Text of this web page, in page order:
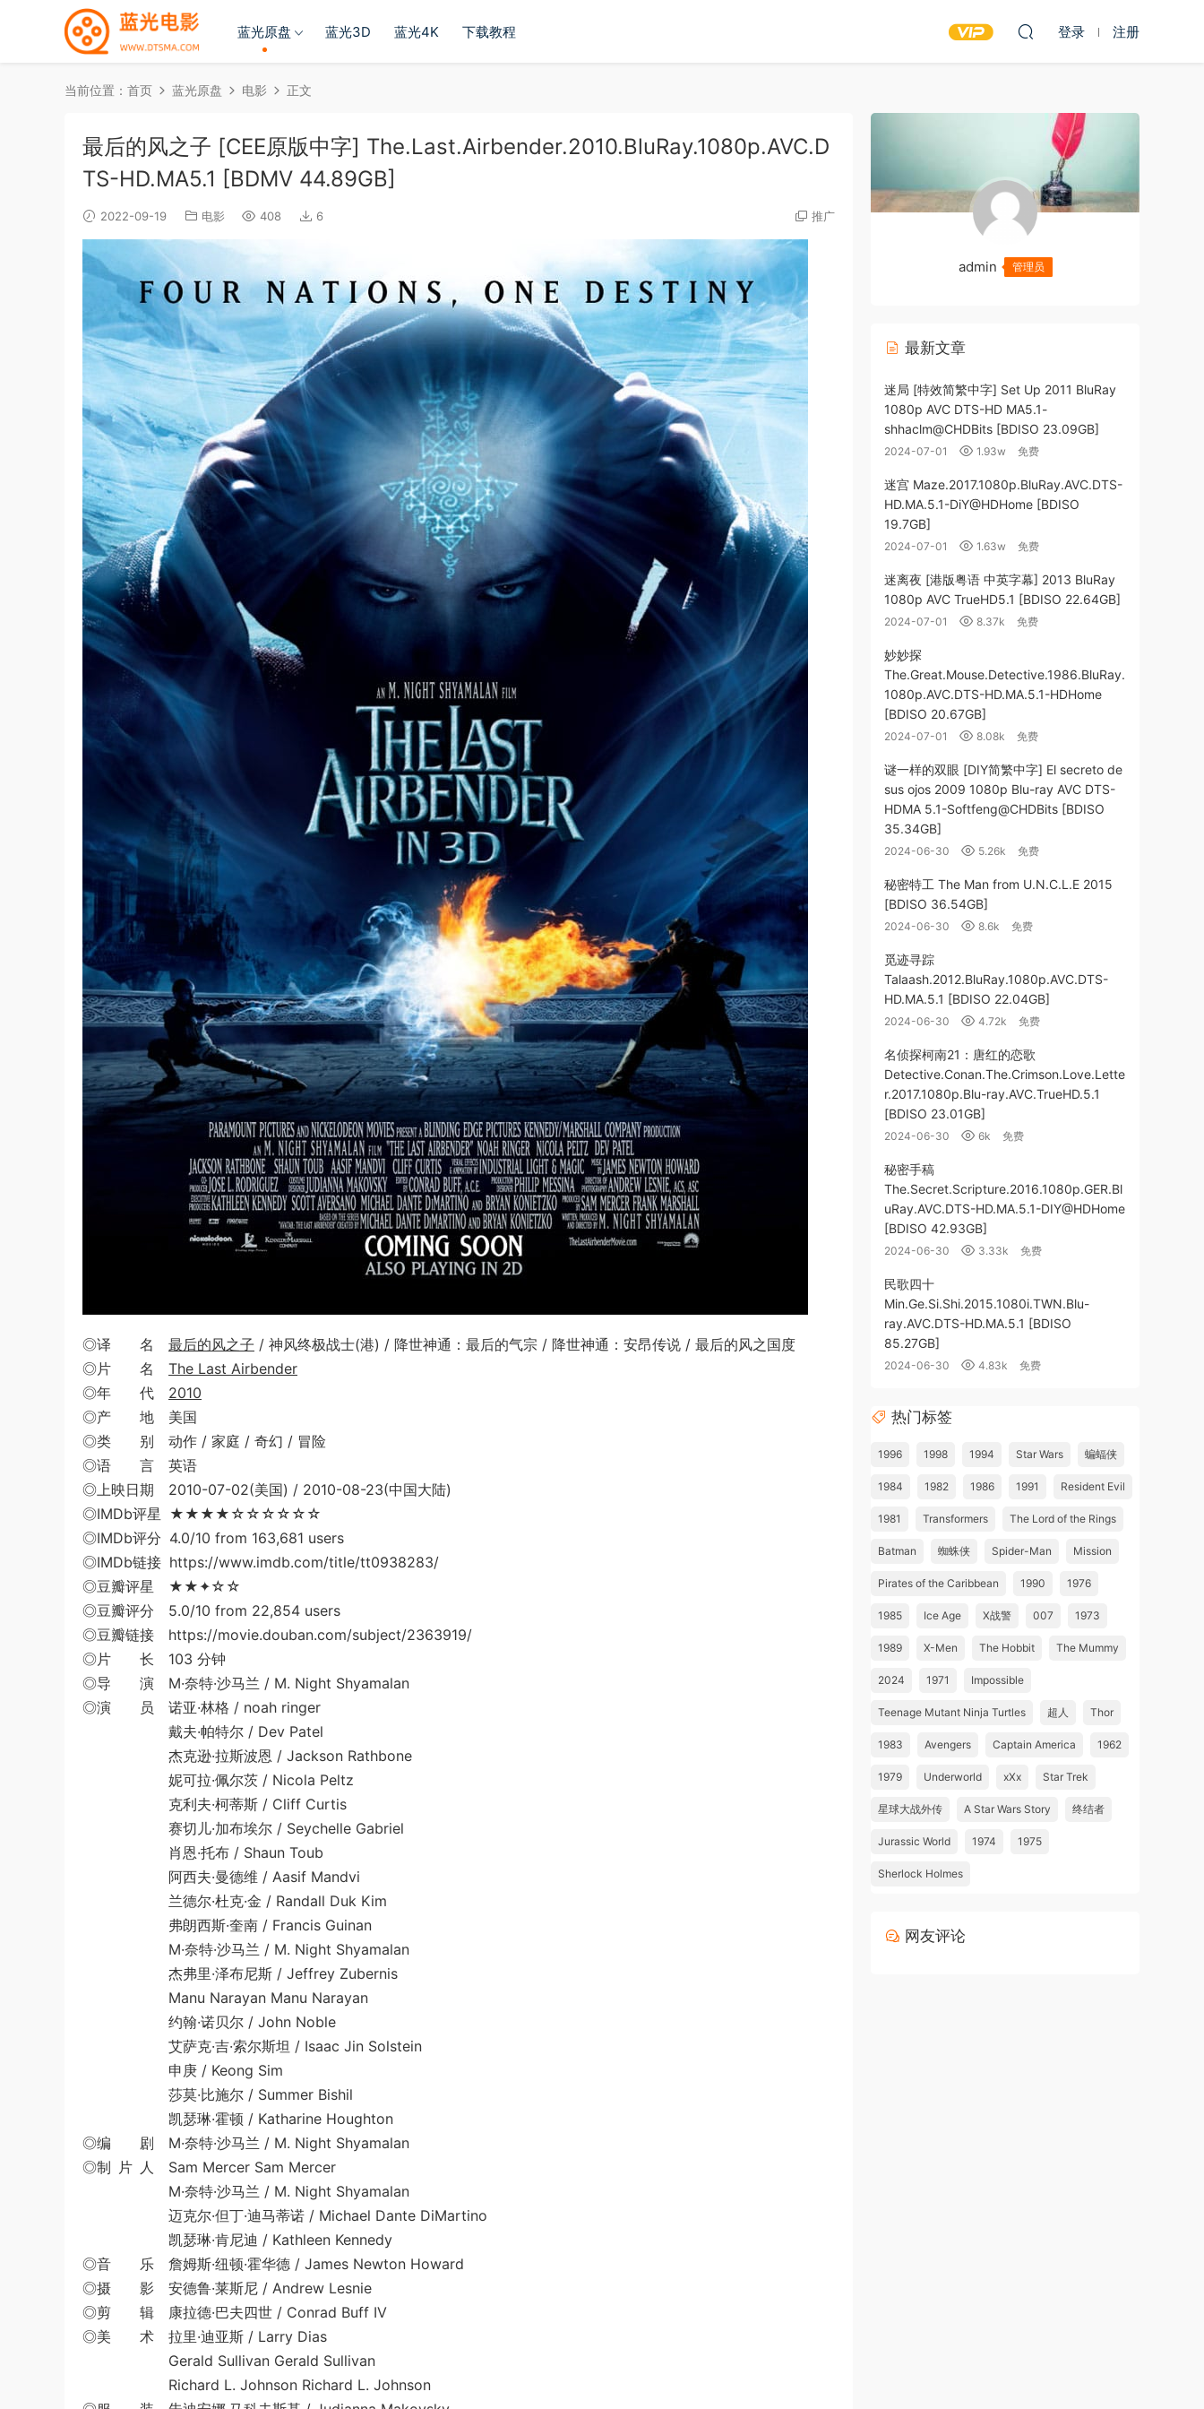
蓝光原盘 蓝光3D 蓝光4K 下载教程 登录 注册
当前位置： 首页 蓝光原盘 电影 正文
最后的风之子 [CEE原版中字] The.Last.Airbender.2010.BluRay.1080p.AVC.D
TS-HD.MA5.1 [BDMV 44.89GB]
2022-09-19 电影 408 6 推广
◎译 名 最后的风之子 / 神风终极战士(港) / 降世神通：最后的气宗 / 降世神通：安昂传说 / 最后的风之国度
◎片 名 The Last Airbender
◎年 代 2010
◎产 地 美国
◎类 别 动作 / 家庭 / 奇幻 / 冒险
◎语 言 英语
◎上映日期 2010-07-02(美国) / 2010-08-23(中国大陆)
◎IMDb评星 ★★★★☆☆☆☆☆☆
◎IMDb评分 4.0/10 from 163,681 users
◎IMDb链接 https://www.imdb.com/title/tt0938283/
◎豆瓣评星 ★★✦☆☆
◎豆瓣评分 5.0/10 from 22,854 users
◎豆瓣链接 https://movie.douban.com/subject/2363919/
◎片 长 103 分钟
◎导 演 M·奈特·沙马兰 / M. Night Shyamalan
◎演 员 诺亚·林格 / noah ringer
戴夫·帕特尔 / Dev Patel
杰克逊·拉斯波恩 / Jackson Rathbone
妮可拉·佩尔茨 / Nicola Peltz
克利夫·柯蒂斯 / Cliff Curtis
赛切儿·加布埃尔 / Seychelle Gabriel
肖恩·托布 / Shaun Toub
阿西夫·曼德维 / Aasif Mandvi
兰德尔·杜克·金 / Randall Duk Kim
弗朗西斯·奎南 / Francis Guinan
M·奈特·沙马兰 / M. Night Shyamalan
杰弗里·泽布尼斯 / Jeffrey Zubernis
Manu Narayan Manu Narayan
约翰·诺贝尔 / John Noble
艾萨克·吉·索尔斯坦 / Isaac Jin Solstein
申庚 / Keong Sim
莎莫·比施尔 / Summer Bishil
凯瑟琳·霍顿 / Katharine Houghton
◎编 剧 M·奈特·沙马兰 / M. Night Shyamalan
◎制 片 人 Sam Mercer Sam Mercer
M·奈特·沙马兰 / M. Night Shyamalan
迈克尔·但丁·迪马蒂诺 / Michael Dante DiMartino
凯瑟琳·肯尼迪 / Kathleen Kennedy
◎音 乐 詹姆斯·纽顿·霍华德 / James Newton Howard
◎摄 影 安德鲁·莱斯尼 / Andrew Lesnie
◎剪 辑 康拉德·巴夫四世 / Conrad Buff IV
◎美 术 拉里·迪亚斯 / Larry Dias
Gerald Sullivan Gerald Sullivan
Richard L. Johnson Richard L. Johnson
admin 管理员
最新文章
迷局 [特效简繁中字] Set Up 2011 BluRay
1080p AVC DTS-HD MA5.1-
shhaclm@CHDBits [BDISO 23.09GB]
2024-07-01 1.93w 免费
迷宫 Maze.2017.1080p.BluRay.AVC.DTS-
HD.MA.5.1-DiY@HDHome [BDISO
19.7GB]
2024-07-01 1.63w 免费
迷离夜 [港版粤语 中英字幕] 2013 BluRay
1080p AVC TrueHD5.1 [BDISO 22.64GB]
2024-07-01 8.37k 免费
妙妙探
The.Great.Mouse.Detective.1986.BluRay.
1080p.AVC.DTS-HD.MA.5.1-HDHome
[BDISO 20.67GB]
2024-07-01 8.08k 免费
谜一样的双眼 [DIY简繁中字] El secreto de
sus ojos 2009 1080p Blu-ray AVC DTS-
HDMA 5.1-Softfeng@CHDBits [BDISO
35.34GB]
2024-06-30 5.26k 免费
秘密特工 The Man from U.N.C.L.E 2015
[BDISO 36.54GB]
2024-06-30 8.6k 免费
觅迹寻踪
Talaash.2012.BluRay.1080p.AVC.DTS-
HD.MA.5.1 [BDISO 22.04GB]
2024-06-30 4.72k 免费
名侦探柯南21：唐红的恋歌
Detective.Conan.The.Crimson.Love.Lette
r.2017.1080p.Blu-ray.AVC.TrueHD.5.1
[BDISO 23.01GB]
2024-06-30 6k 免费
秘密手稿
The.Secret.Scripture.2016.1080p.GER.Bl
uRay.AVC.DTS-HD.MA.5.1-DIY@HDHome
[BDISO 42.93GB]
2024-06-30 3.33k 免费
民歌四十
Min.Ge.Si.Shi.2015.1080i.TWN.Blu-
ray.AVC.DTS-HD.MA.5.1 [BDISO
85.27GB]
2024-06-30 4.83k 免费
热门标签
1996 1998 1994 Star Wars 蝙蝠侠
1984 1982 1986 1991 Resident Evil
1981 Transformers The Lord of the Rings
Batman 蜘蛛侠 Spider-Man Mission
Pirates of the Caribbean 1990 1976
1985 Ice Age X战警 007 1973
1989 X-Men The Hobbit The Mummy
2024 1971 Impossible
Teenage Mutant Ninja Turtles 超人 Thor
1983 Avengers Captain America 1962
1979 Underworld xXx Star Trek
星球大战外传 A Star Wars Story 终结者
Jurassic World 1974 1975
Sherlock Holmes
网友评论